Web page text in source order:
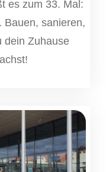
es zum 33. Mal:
Bauen, sanieren,
dein Zuhause